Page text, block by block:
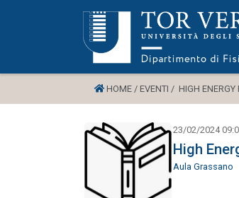
HOME / EVENTI / HIGH ENERGY
23/02/2024
High
Aula Grassano